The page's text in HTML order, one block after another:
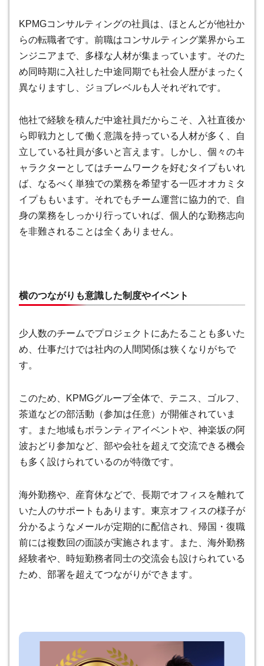
KPMGコンサルティングの社員は、 ほとんどが他社か
らの転職者です。前職はコンサルティング業界からエ
ンジニアまで、多様な人材が集まっています。そのた
め同時期に入社した中途同期でも社会人歴がまったく
異なりますし、ジョブレベルも人それぞれです。
他社で経験を積んだ中途社員だからこそ、入社直後か
ら即戦力として働く意識を持っている人材が多く、自
立している社員が多いと言えます。しかし、個々のキ
ャラクターとしてはチームワークを好むタイプもいれ
ば、なるべく単独での業務を希望する一匹オオカミタ
イプももいます。それでもチーム運営に協力的で、自
身の業務をしっかり行っていれば、個人的な勤務志向
を非難されることは全くありません。
横のつながりも意識した制度やイベント
少人数のチームでプロジェクトにあたることも多いた
め、仕事だけでは社内の人間関係は狭くなりがちで
す。
このため、
KPMGグループ全体で、テニス、ゴルフ、
茶道などの部活動（参加は任意）が開催されていま
す。また地域もボランティアイベントや、神楽坂の阿
波おどり参加など、 部や会社を超えて交流できる機会
も多く設けられているのが特徴です。
海外勤務や、産育休などで、長期でオフィスを離れて
いた人のサポートもあります。東京オフィスの様子が
分かるようなメールが定期的に配信され、帰国・復職
前には複数回の面談が実施されます。また、海外勤務
経験者や、時短勤務者同士の交流会も設けられている
ため、部署を超えてつながりができます。